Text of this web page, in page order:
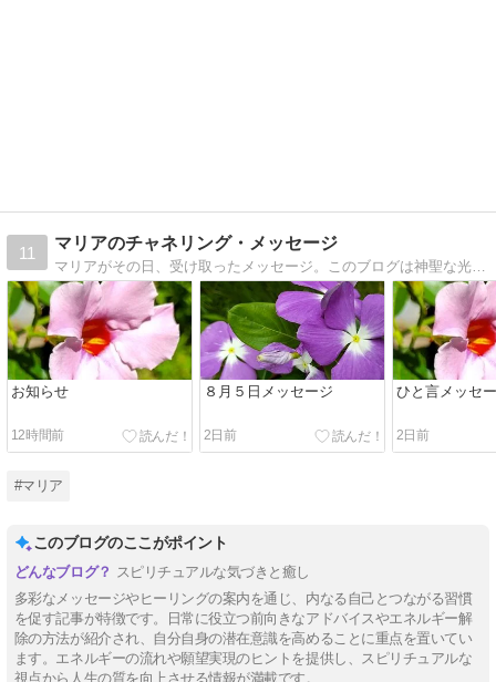
11
マリアのチャネリング・メッセージ
お知らせ
12時間前
８月５日メッセージ
2日前
ひと言メッセ
2日前
#マリア
このブログのここがポイント
スピリチュアルな気づきと癒し
多彩なメッセージやヒーリングの案内を通じ、内なる自己とつながる習慣
を促す記事が特徴です。日常に役立つ前向きなアドバイスやエネルギー解
除の方法が紹介され、自分自身の潜在意識を高めることに重点を置いてい
ます。エネルギーの流れや願望実現のヒントを提供し、スピリチュアルな
視点から人生の質を向上させる情報が満載です。